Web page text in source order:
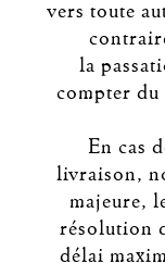
vers toute
la
compter du
En cas
livraison,
majeure,
résolution
délai